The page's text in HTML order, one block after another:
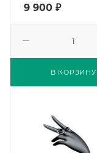
В КОРЗИНУ
9 900 ₽